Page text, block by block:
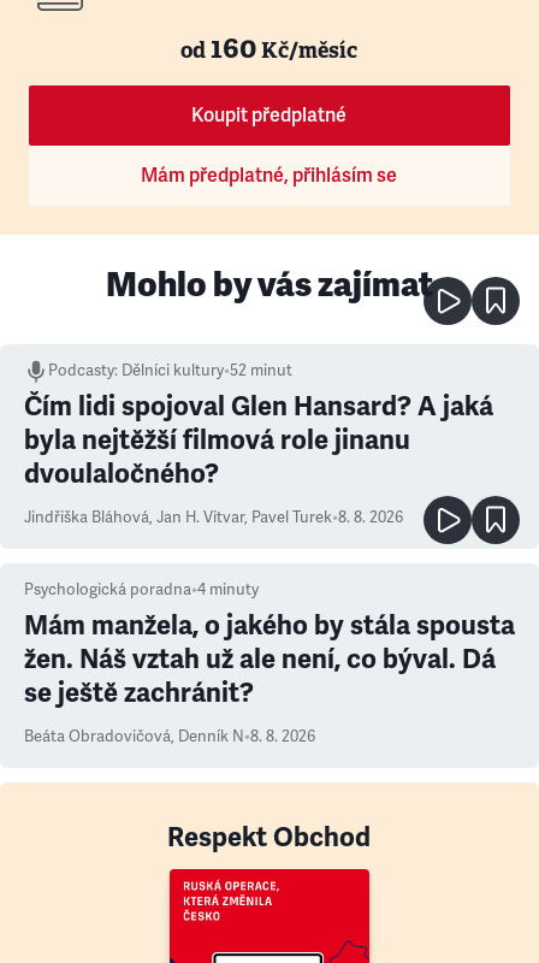
od160Kč/měsíc
Koupit předplatné
Mám předplatné, přihlásím se
Mohlo by vás zajímat
Podcasty: Dělníci kultury•52 minut
Čím lidi spojoval Glen Hansard? A jaká
byla nejtěžší filmová role jinanu
dvoulaločného?
Jindřiška Bláhová, Jan H. Vitvar, Pavel Turek•8. 8. 2026
Psychologická poradna•4 minuty
Mám manžela, o jakého by stála spousta
žen. Náš vztah už ale není, co býval. Dá
se ještě zachránit?
Beáta Obradovičová, Denník N•8. 8. 2026
Respekt Obchod